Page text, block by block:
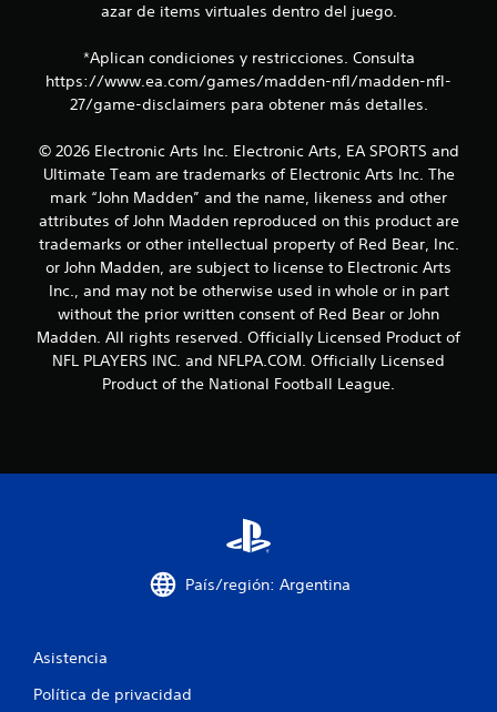
azar de items virtuales dentro del juego.
*Aplican condiciones y restricciones. Consulta
https://www.ea.com/games/madden-nfl/madden-nfl-
27/game-disclaimers para obtener más detalles.
© 2026 Electronic Arts Inc. Electronic Arts, EA SPORTS and
Ultimate Team are trademarks of Electronic Arts Inc. The
mark “John Madden” and the name, likeness and other
attributes of John Madden reproduced on this product are
trademarks or other intellectual property of Red Bear, Inc.
or John Madden, are subject to license to Electronic Arts
Inc., and may not be otherwise used in whole or in part
without the prior written consent of Red Bear or John
Madden. All rights reserved. Officially Licensed Product of
NFL PLAYERS INC. and NFLPA.COM. Officially Licensed
Product of the National Football League.
País/región: Argentina
Asistencia
Política de privacidad